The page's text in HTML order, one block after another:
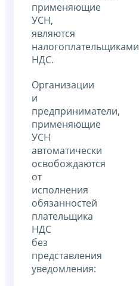
применяющие
УСН,
являются
налогоплательщиками
НДС.
Организации
и
предприниматели,
применяющие
УСН
автоматически
освобождаются
от
исполнения
обязанностей
плательщика
НДС
без
представления
уведомления: